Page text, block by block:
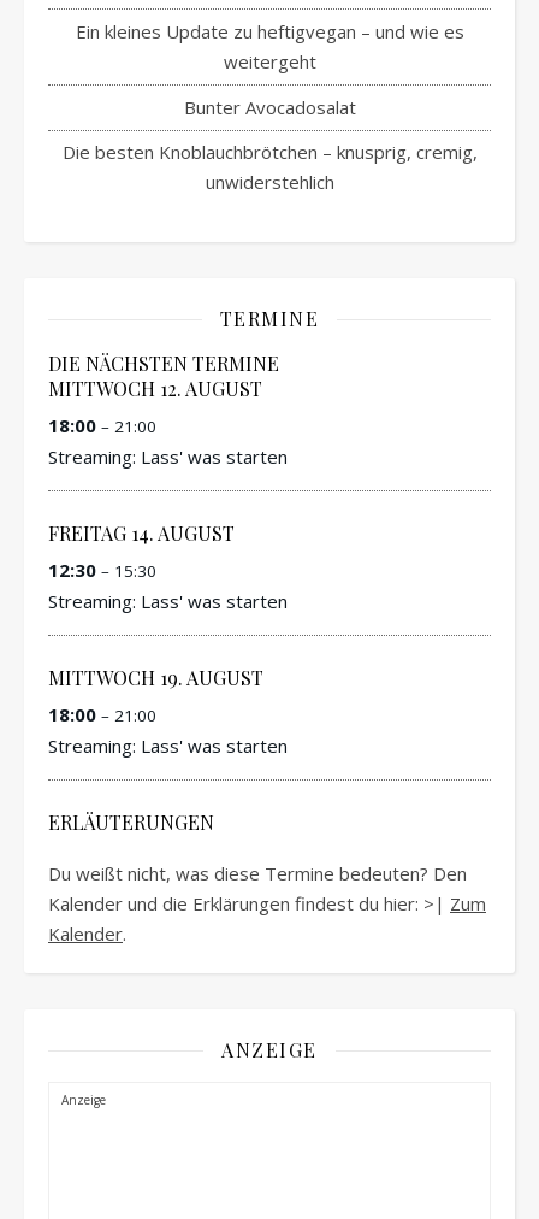
Ein kleines Update zu heftigvegan – und wie es
weitergeht
Bunter Avocadosalat
Die besten Knoblauchbrötchen – knusprig, cremig,
unwiderstehlich
TERMINE
DIE NÄCHSTEN TERMINE
MITTWOCH 12.AUGUST
18:00 – 21:00
Streaming: Lass' was starten
FREITAG 14.AUGUST
12:30 – 15:30
Streaming: Lass' was starten
MITTWOCH 19.AUGUST
18:00 – 21:00
Streaming: Lass' was starten
ERLÄUTERUNGEN
Du weißt nicht, was diese Termine bedeuten? Den
Kalender und die Erklärungen findest du hier: >| Zum
Kalender.
ANZEIGE